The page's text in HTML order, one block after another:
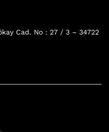
Cad. No : 27 / 3 – 34722